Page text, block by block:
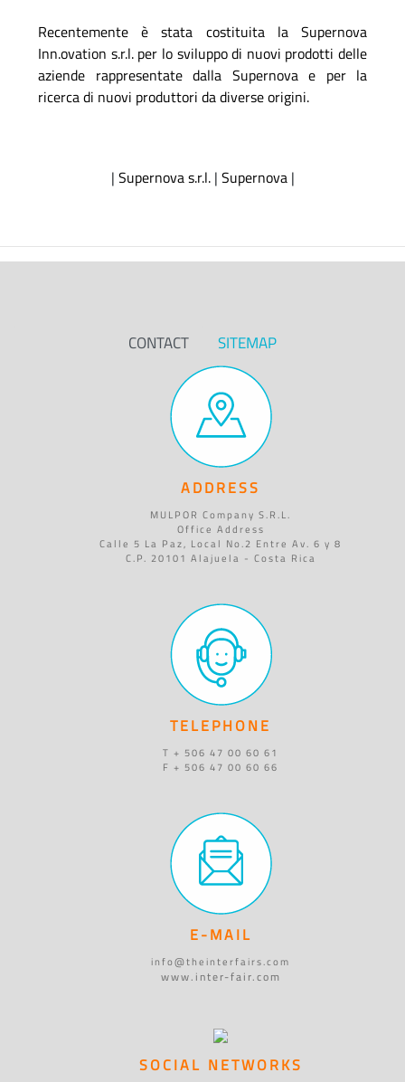
Recentemente è stata costituita la Supernova
Inn.ovation s.r.l. per lo sviluppo di nuovi prodotti delle
aziende rappresentate dalla Supernova e per la
ricerca di nuovi produttori da diverse origini.
| Supernova s.r.l.| Supernova|
CONTACT SITEMAP
ADDRESS
MULPOR Company S.R.L.
Office Address
Calle 5 La Paz, Local No.2 Entre Av. 6 y 8
C.P. 20101 Alajuela - Costa Rica
TELEPHONE
T + 506 47 00 60 61
F + 506 47 00 60 66
E-MAIL
info@theinterfairs.com
www.inter-fair.com
SOCIAL NETWORKS